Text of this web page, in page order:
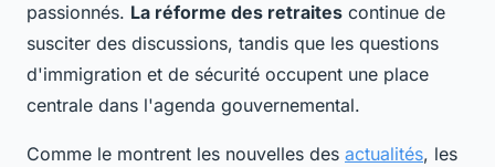
passionnés. La réforme des retraites continue de
susciter des discussions, tandis que les questions
d'immigration et de sécurité occupent une place
centrale dans l'agenda gouvernemental.
Comme le montrent les nouvelles des actualités, les